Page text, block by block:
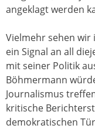
angeklagt werden
Vielmehr sehen wir
ein Signal an all
mit seiner Politik
Böhmermann
Journalismus
kritische
demokratischen